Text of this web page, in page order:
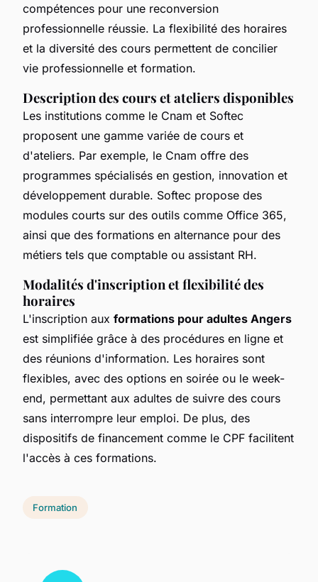
compétences pour une reconversion
professionnelle réussie. La flexibilité des horaires
et la diversité des cours permettent de concilier
vie professionnelle et formation.
Description des cours et ateliers disponibles
Les institutions comme le Cnam et Softec
proposent une gamme variée de cours et
d'ateliers. Par exemple, le Cnam offre des
programmes spécialisés en gestion, innovation et
développement durable. Softec propose des
modules courts sur des outils comme Office 365,
ainsi que des formations en alternance pour des
métiers tels que comptable ou assistant RH.
Modalités d'inscription et flexibilité des
horaires
L'inscription aux formations pour adultes Angers
est simplifiée grâce à des procédures en ligne et
des réunions d'information. Les horaires sont
flexibles, avec des options en soirée ou le week-
end, permettant aux adultes de suivre des cours
sans interrompre leur emploi. De plus, des
dispositifs de financement comme le CPF facilitent
l'accès à ces formations.
Formation